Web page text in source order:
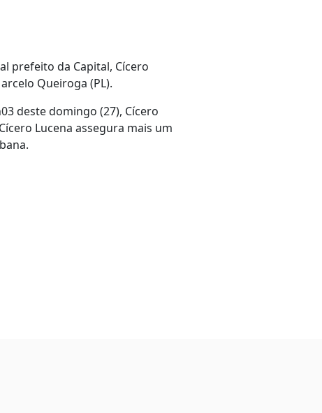
prefeito da Capital, Cícero
Queiroga (PL).
deste domingo (27), Cícero
Lucena assegura mais um